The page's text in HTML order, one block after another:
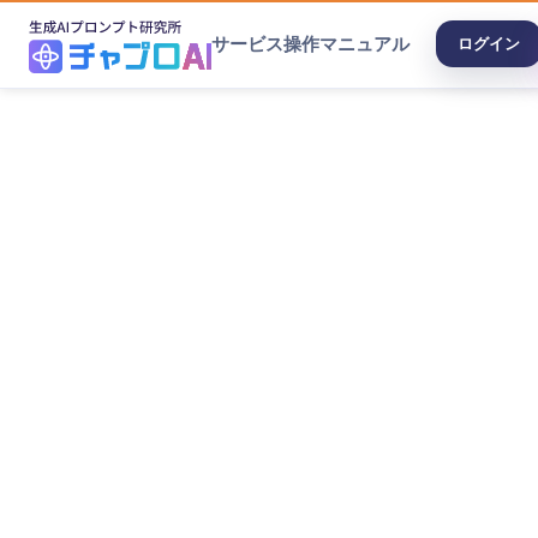
サービス操作マニュアル ログイン